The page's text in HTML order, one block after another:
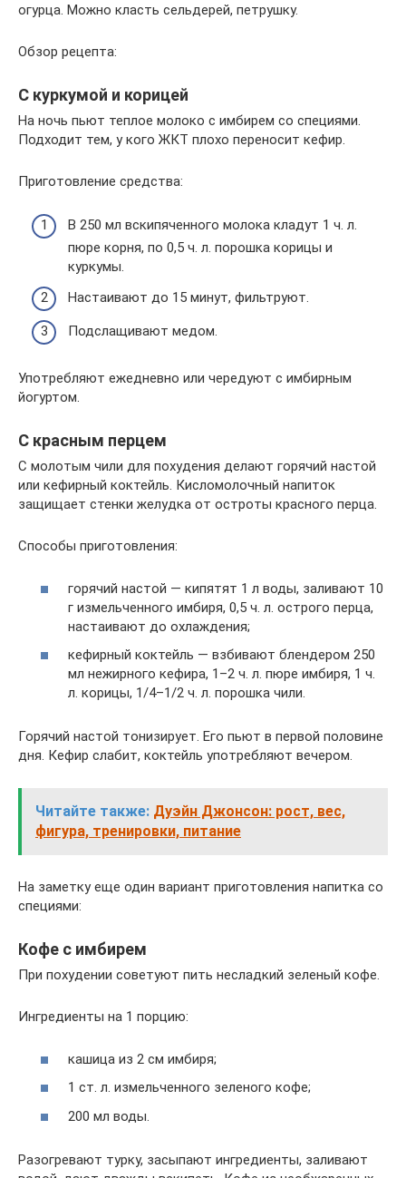
огурца. Можно класть сельдерей, петрушку.
Обзор рецепта:
С куркумой и корицей
На ночь пьют теплое молоко с имбирем со специями.
Подходит тем, у кого ЖКТ плохо переносит кефир.
Приготовление средства:
В 250 мл вскипяченного молока кладут 1 ч. л.
пюре корня, по 0,5 ч. л. порошка корицы и
куркумы.
Настаивают до 15 минут, фильтруют.
Подслащивают медом.
Употребляют ежедневно или чередуют с имбирным
йогуртом.
С красным перцем
С молотым чили для похудения делают горячий настой
или кефирный коктейль. Кисломолочный напиток
защищает стенки желудка от остроты красного перца.
Способы приготовления:
горячий настой — кипятят 1 л воды, заливают 10
г измельченного имбиря, 0,5 ч. л. острого перца,
настаивают до охлаждения;
кефирный коктейль — взбивают блендером 250
мл нежирного кефира, 1–2 ч. л. пюре имбиря, 1 ч.
л. корицы, 1/4–1/2 ч. л. порошка чили.
Горячий настой тонизирует. Его пьют в первой половине
дня. Кефир слабит, коктейль употребляют вечером.
Читайте также: Дуэйн Джонсон: рост, вес,
фигура, тренировки, питание
На заметку еще один вариант приготовления напитка со
специями:
Кофе с имбирем
При похудении советуют пить несладкий зеленый кофе.
Ингредиенты на 1 порцию:
кашица из 2 см имбиря;
1 ст. л. измельченного зеленого кофе;
200 мл воды.
Разогревают турку, засыпают ингредиенты, заливают